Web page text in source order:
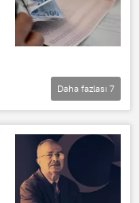
Daha fazlası 7